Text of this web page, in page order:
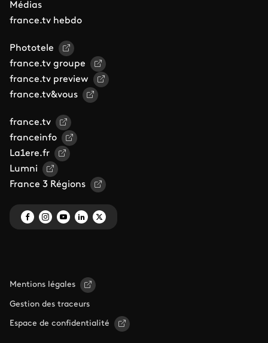
Médias
france.tv hebdo
Phototele
france.tv groupe
france.tv preview
france.tv&vous
france.tv
franceinfo
La1ere.fr
Lumni
France 3 Régions
Mentions légales
Gestion des traceurs
Espace de confidentialité